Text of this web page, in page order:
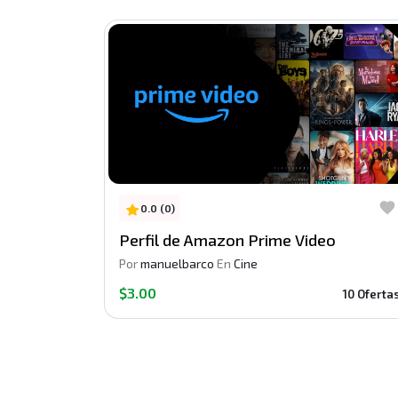
0.0 (0)
Perfil de Amazon Prime Video
Pormanuelbarco En Cine
$3.00 10